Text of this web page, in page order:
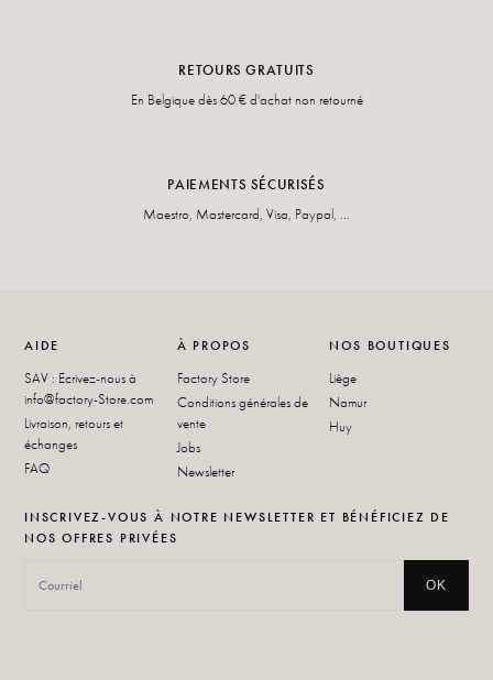
RETOURS GRATUITS
En Belgique dès 60 € d'achat non retourné
PAIEMENTS SÉCURISÉS
Maestro, Mastercard, Visa, Paypal, ...
AIDE
SAV : Ecrivez-nous à
info@factory-Store.com
Livraison, retours et
échanges
FAQ
À PROPOS
Factory Store
Conditions générales de
vente
Jobs
Newsletter
NOS BOUTIQUES
Liège
Namur
Huy
INSCRIVEZ-VOUS À NOTRE NEWSLETTER ET BÉNÉFICIEZ DE
NOS OFFRES PRIVÉES
OK